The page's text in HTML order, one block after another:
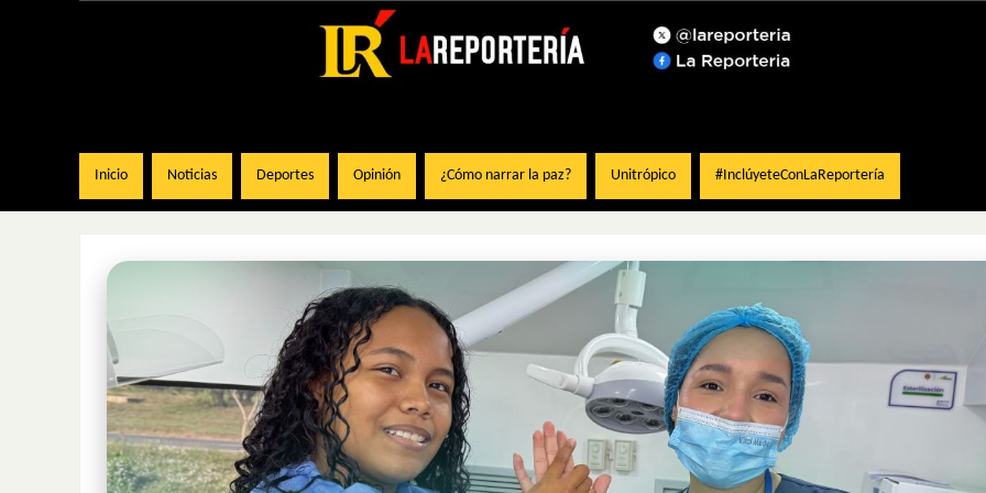
Inicio Noticias Deportes Opinión ¿Cómo narrar la paz? Unitrópico #InclúyeteConLaReportería